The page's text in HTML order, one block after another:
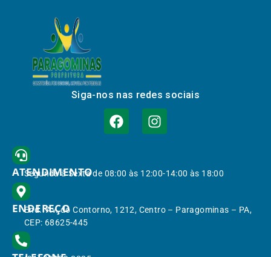
Siga-nos nas redes sociais
ATENDIMENTO
Segunda à Sexta de 08:00 às 12:00-14:00 às 18:00
ENDEREÇO
End.: Av. do Contorno, 1212, Centro – Paragominas – PA,
CEP: 68625-445